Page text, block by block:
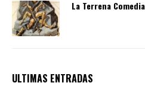
La Terrena Comedia
ULTIMAS ENTRADAS